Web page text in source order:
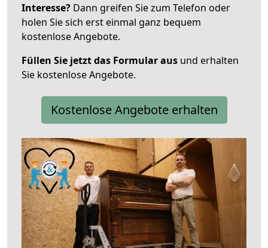
Interesse? Dann greifen Sie zum Telefon oder
holen Sie sich erst einmal ganz bequem
kostenlose Angebote.
Füllen Sie jetzt das Formular aus und erhalten
Sie kostenlose Angebote.
Kostenlose Angebote erhalten